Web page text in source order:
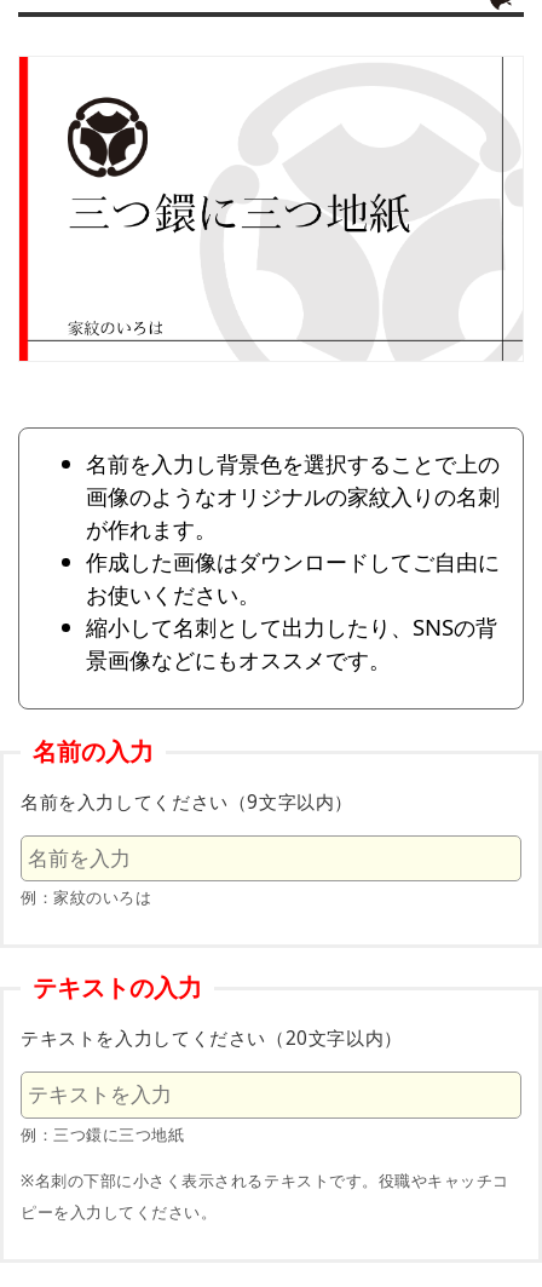
名前を入力し背景色を選択することで上の
画像のようなオリジナルの家紋入りの名刺
が作れます。
作成した画像はダウンロードしてご自由に
お使いください。
縮小して名刺として出力したり、SNSの背
景画像などにもオススメです。
名前の入力
名前を入力してください（9文字以内）
例：家紋のいろは
テキストの入力
テキストを入力してください（20文字以内）
例：三つ鐶に三つ地紙
※名刺の下部に小さく表示されるテキストです。役職やキャッチコ
ピーを入力してください。